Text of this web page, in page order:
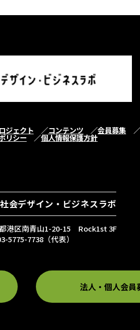
ジェクト コンテンツ 会員募集
リシー 個人情報保護方針
会デザイン・ビジネスラボ
港区南青山1-20-15 Rock1st 3F
5775-7738（代表）
法人・個人会員